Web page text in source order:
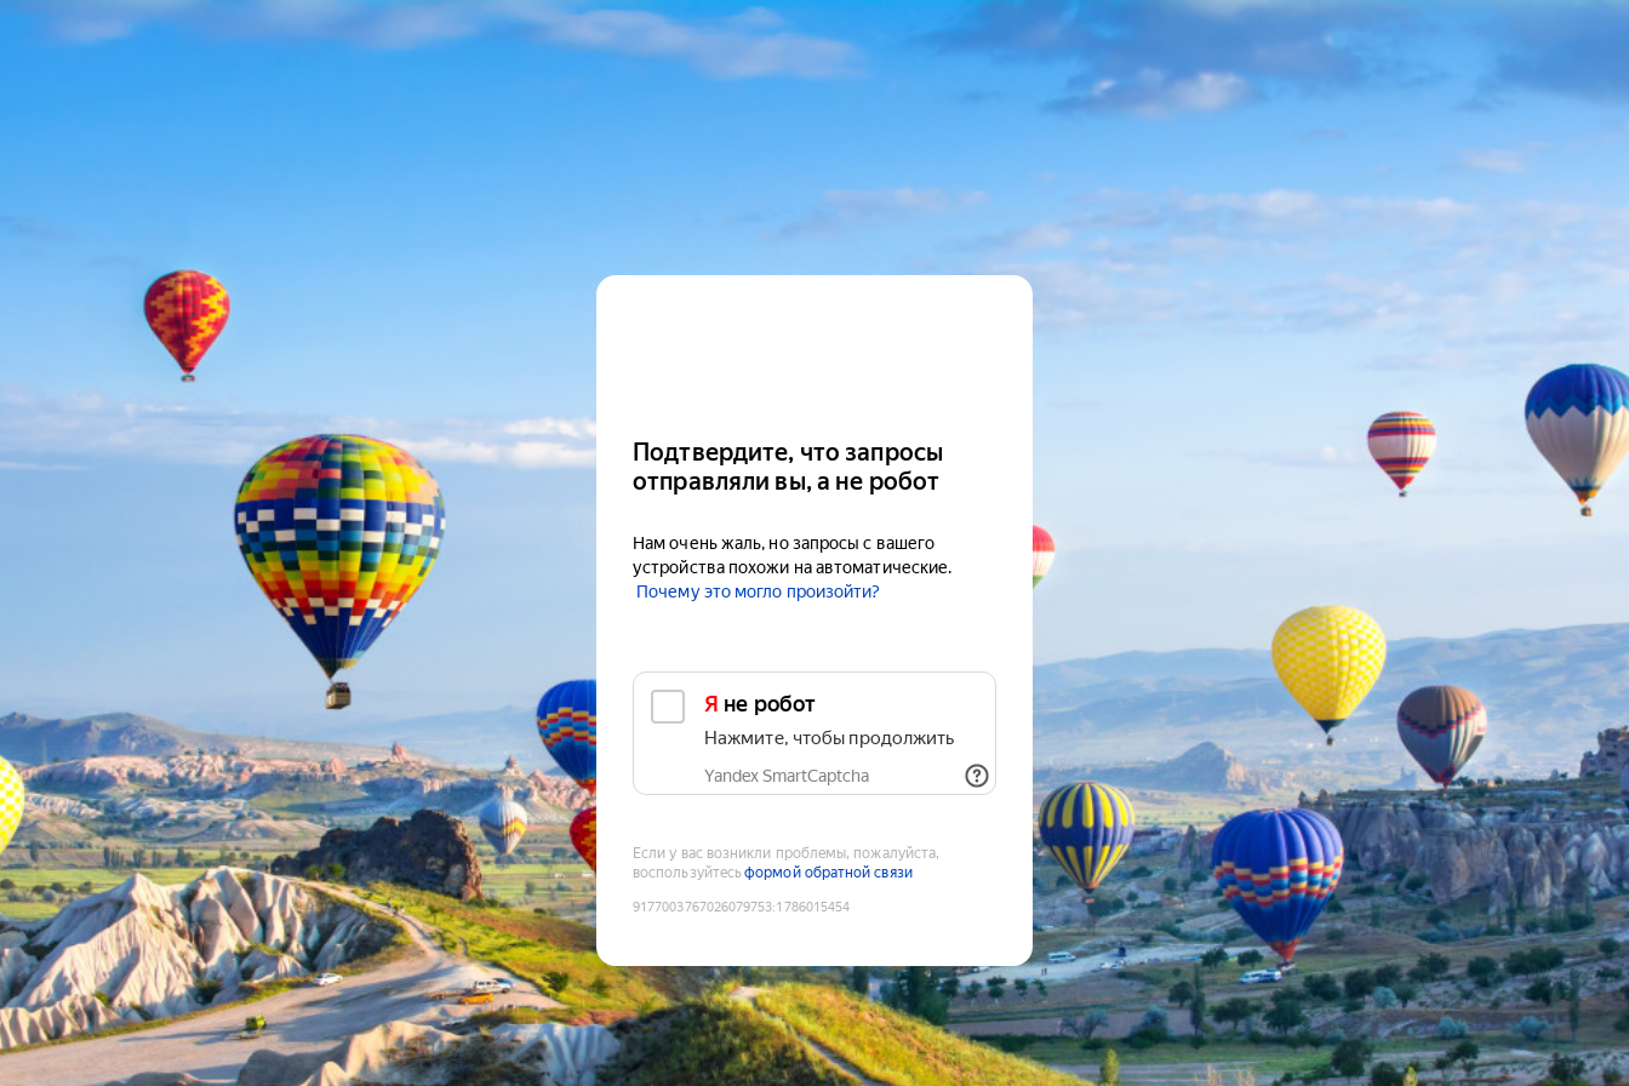
Подтвердите, что запросы
отправляли вы, а не робот
Нам очень жаль, но запросы с вашего
устройства похожи на автоматические.
Почему это могло произойти?
Я не робот
Нажмите, чтобы продолжить
Yandex SmartCaptcha
Если у вас возникли проблемы, пожалуйста,
воспользуйтесьформой обратной связи
9177003767026079753:1786015454